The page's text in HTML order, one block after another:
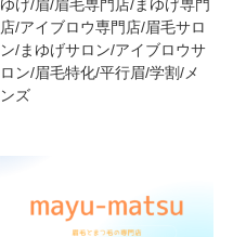
ゆげ/眉/眉毛専門店/まゆげ専門
店/アイブロウ専門店/眉毛サロ
ン/まゆげサロン/アイブロウサ
ロン/眉毛特化/平行眉/学割/メ
ンズ